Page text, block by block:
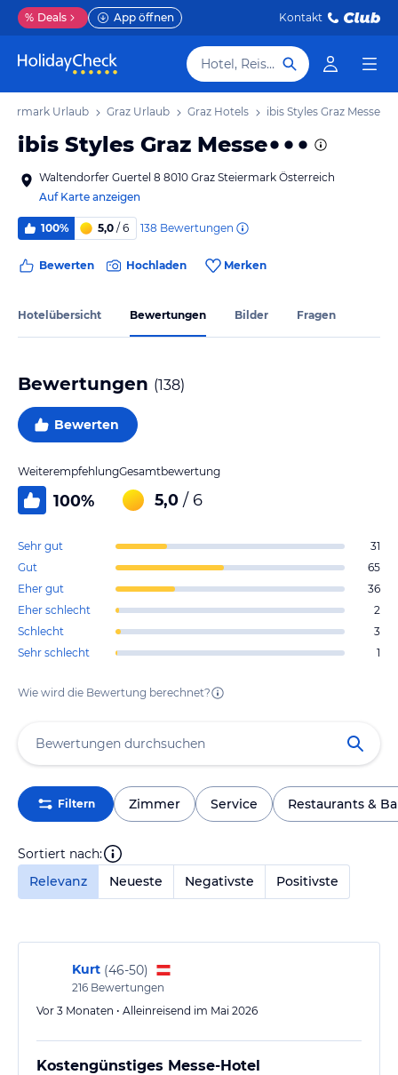
% Deals App öffnen Kontakt
Hotel, Reiseziel
Urlaub Graz Urlaub Graz Hotels ibis Styles Graz Messe
ibis Styles Graz Messe
Waltendorfer Guertel 8 8010 Graz Steiermark Österreich
Auf Karte anzeigen
100% 5,0 / 6 138 Bewertungen
Bewerten Hochladen Merken
Hotelübersicht Bewertungen Bilder Fragen
Bewertungen (138)
Bewerten
Weiterempfehlung
100%
Gesamtbewertung
5,0 / 6
Sehr gut
31
Gut
65
Eher gut
36
Eher schlecht
2
Schlecht
3
Sehr schlecht
1
Wie wird die Bewertung berechnet?
Filtern Zimmer Service Restaurants &
Sortiert nach:
Relevanz
Neueste Negativste Positivste
Kurt (46-50)
216 Bewertungen
Vor 3 Monaten • Alleinreisend im Mai 2026
Kostengünstiges Messe-Hotel